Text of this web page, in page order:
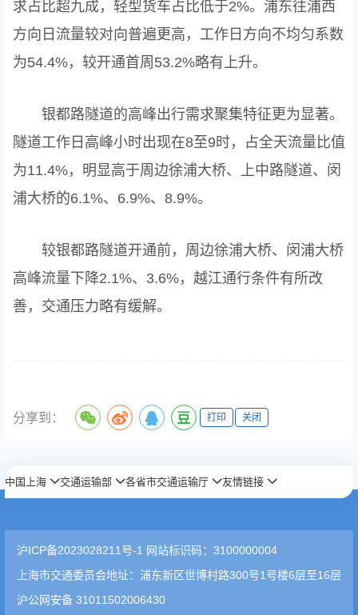
求占比超九成，轻型货车占比低于2%。浦东往浦西
方向日流量较对向普遍更高，工作日方向不均匀系数
为54.4%，较开通首周53.2%略有上升。
银都路隧道的高峰出行需求聚集特征更为显著。
隧道工作日高峰小时出现在8至9时，占全天流量比值
为11.4%，明显高于周边徐浦大桥、上中路隧道、闵
浦大桥的6.1%、6.9%、8.9%。
较银都路隧道开通前，周边徐浦大桥、闵浦大桥
高峰流量下降2.1%、3.6%，越江通行条件有所改
善，交通压力略有缓解。
分享到： 打印 关闭
中国上海 交通运输部 各省市交通运输厅 友情链接
沪ICP备2023028211号-1 网站标识码：3100000004
上海市交通委员会地址：浦东新区世博村路300号1号楼6层至16层
沪公网安备 31011502006430